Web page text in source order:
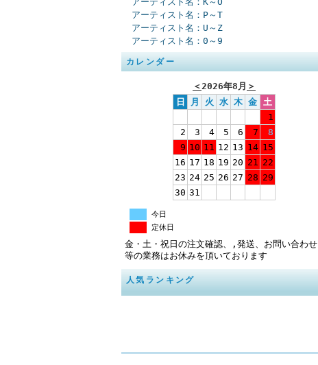
アーティスト名：P～T
アーティスト名：U～Z
アーティスト名：0～9
カレンダー
＜2026年8月 ＞
日
月 火 水 木 金 土
1
2
3 4 5 6 7
8
9 10 11 12 13 14 15
16 17 18 19 20 21 22
23 24 25 26 27 28 29
30 31
今日
定休日
金・土・祝日の注文確認、,発送、お問い合わせ
等の業務はお休みを頂いております
人気ランキング